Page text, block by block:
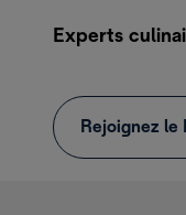
Experts
Rejoignez le